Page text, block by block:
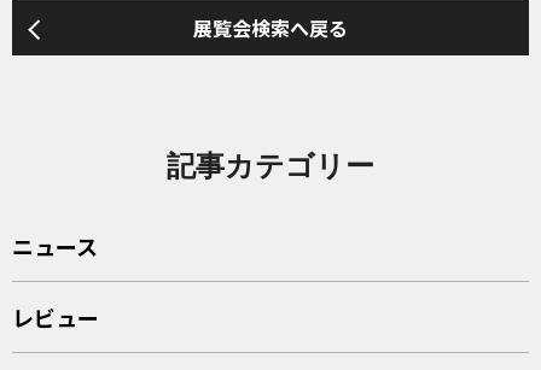
展覧会検索へ戻る
記事カテゴリー
ニュース
レビュー